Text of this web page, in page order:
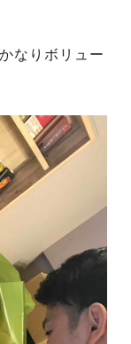
なりボリュー